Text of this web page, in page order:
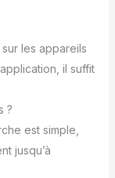
les appareils
il suffit
?
est simple,
jusqu’à